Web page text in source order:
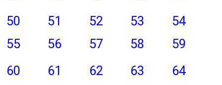
50
51 52 53
54
55
56 57 58
59
60
61 62 63
64